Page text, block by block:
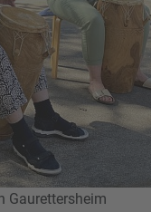
Gaurettersheim